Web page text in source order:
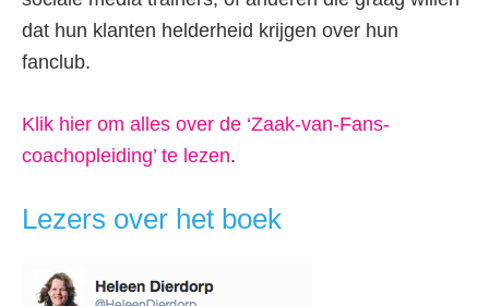
dat hun klanten helderheid krijgen over hun
fanclub.
Klik hier om alles over de ‘Zaak-van-Fans-
coachopleiding’ te lezen.
Lezers over het boek